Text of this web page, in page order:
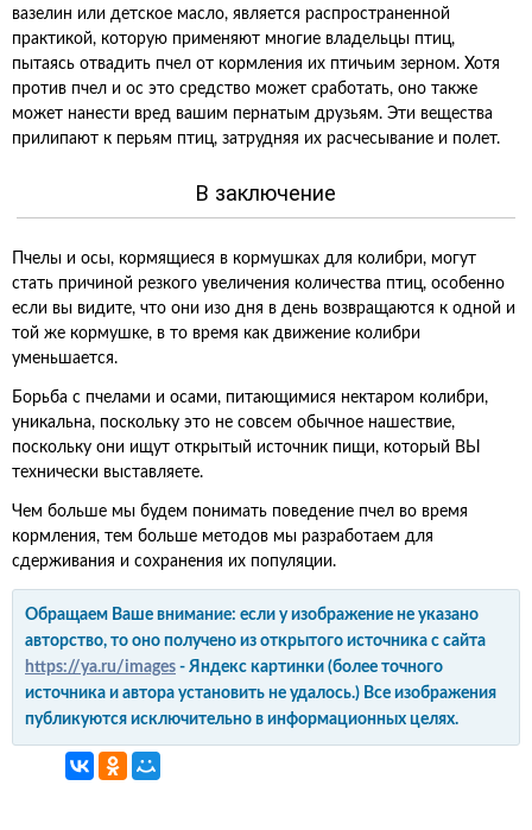
вазелин или детское масло, является распространенной
практикой, которую применяют многие владельцы птиц,
пытаясь отвадить пчел от кормления их птичьим зерном. Хотя
против пчел и ос это средство может сработать, оно также
может нанести вред вашим пернатым друзьям. Эти вещества
прилипают к перьям птиц, затрудняя их расчесывание и полет.
В заключение
Пчелы и осы, кормящиеся в кормушках для колибри, могут
стать причиной резкого увеличения количества птиц, особенно
если вы видите, что они изо дня в день возвращаются к одной и
той же кормушке, в то время как движение колибри
уменьшается.
Борьба с пчелами и осами, питающимися нектаром колибри,
уникальна, поскольку это не совсем обычное нашествие,
поскольку они ищут открытый источник пищи, который ВЫ
технически выставляете.
Чем больше мы будем понимать поведение пчел во время
кормления, тем больше методов мы разработаем для
сдерживания и сохранения их популяции.
Обращаем Ваше внимание: если у изображение не указано
авторство, то оно получено из открытого источника с сайта
https://ya.ru/images - Яндекс картинки (более точного
источника и автора установить не удалось.) Все изображения
публикуются исключительно в информационных целях.